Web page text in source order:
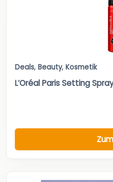
Deals, Beauty, Kosmetik
L’Oréal Paris Setting